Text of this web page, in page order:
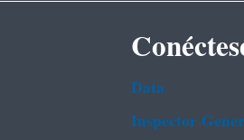
Data
Inspector